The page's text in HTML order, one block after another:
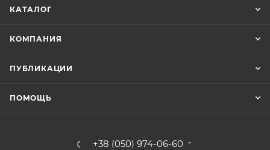
КАТАЛОГ
КОМПАНИЯ
ПУБЛИКАЦИИ
ПОМОЩЬ
+38 (050) 974-06-60